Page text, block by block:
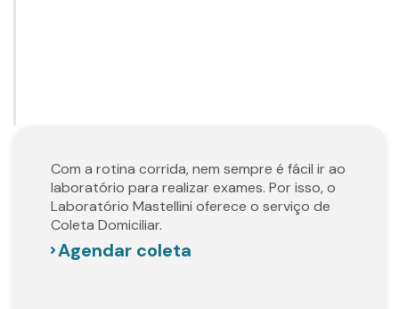
Com a rotina corrida, nem sempre é fácil ir ao
laboratório para realizar exames. Por isso, o
Laboratório Mastellini oferece o serviço de
Coleta Domiciliar.
Agendar coleta